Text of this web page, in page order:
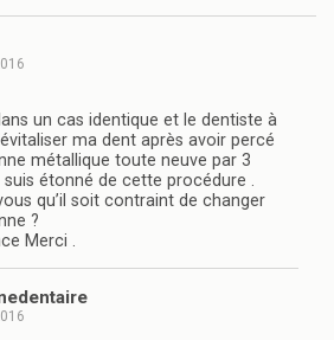
un cas identique et le dentiste à
ma dent après avoir percé
métallique toute neuve par 3
suis étonné de cette procédure .
qu’il soit contraint de changer
?
Merci .